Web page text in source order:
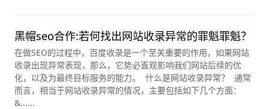
黑帽seo合作:若何找出网站收录异常的罪魁罪魁？
在做SEO的过程中，百度收录是一个至关重要的作用，如果网站
收录出现异常表现，那么，它势必直观影响我们网站后续的优
化，以及为最终目标服务的能力。 什么是网站收录异常？ 通常
而言，相当于网站收录异常的情况，主要包括如下几个方面：
&......